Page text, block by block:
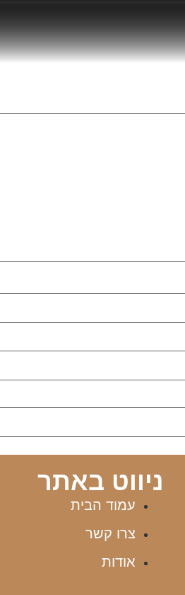
ניווט באתר
עמוד הבית
צרו קשר
אודות